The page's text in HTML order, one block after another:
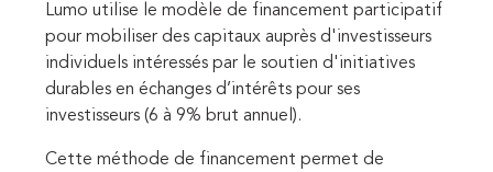
Lumo utilise le modèle de financement participatif
pour mobiliser des capitaux auprès d'investisseurs
individuels intéressés par le soutien d'initiatives
durables en échanges d’intérêts pour ses
investisseurs (6 à 9% brut annuel).
Cette méthode de financement permet de